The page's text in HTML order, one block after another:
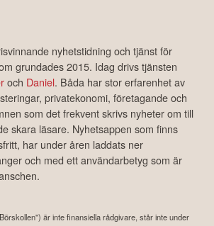
nyhetstidning och tjänst för
grundades 2015. Idag drivs tjänsten
och Daniel. Båda har stor erfarenhet av
privatekonomi, företagande och
som det frekvent skrivs nyheter om till
skara läsare. Nyhetsappen som finns
har under åren laddats ner
och med ett användarbetyg som är
är inte finansiella rådgivare, står inte under